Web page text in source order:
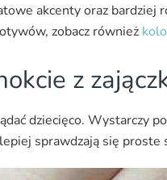
akcenty oraz bardziej
zobacz również
z
dziecięco. Wystarczy
sprawdzają się